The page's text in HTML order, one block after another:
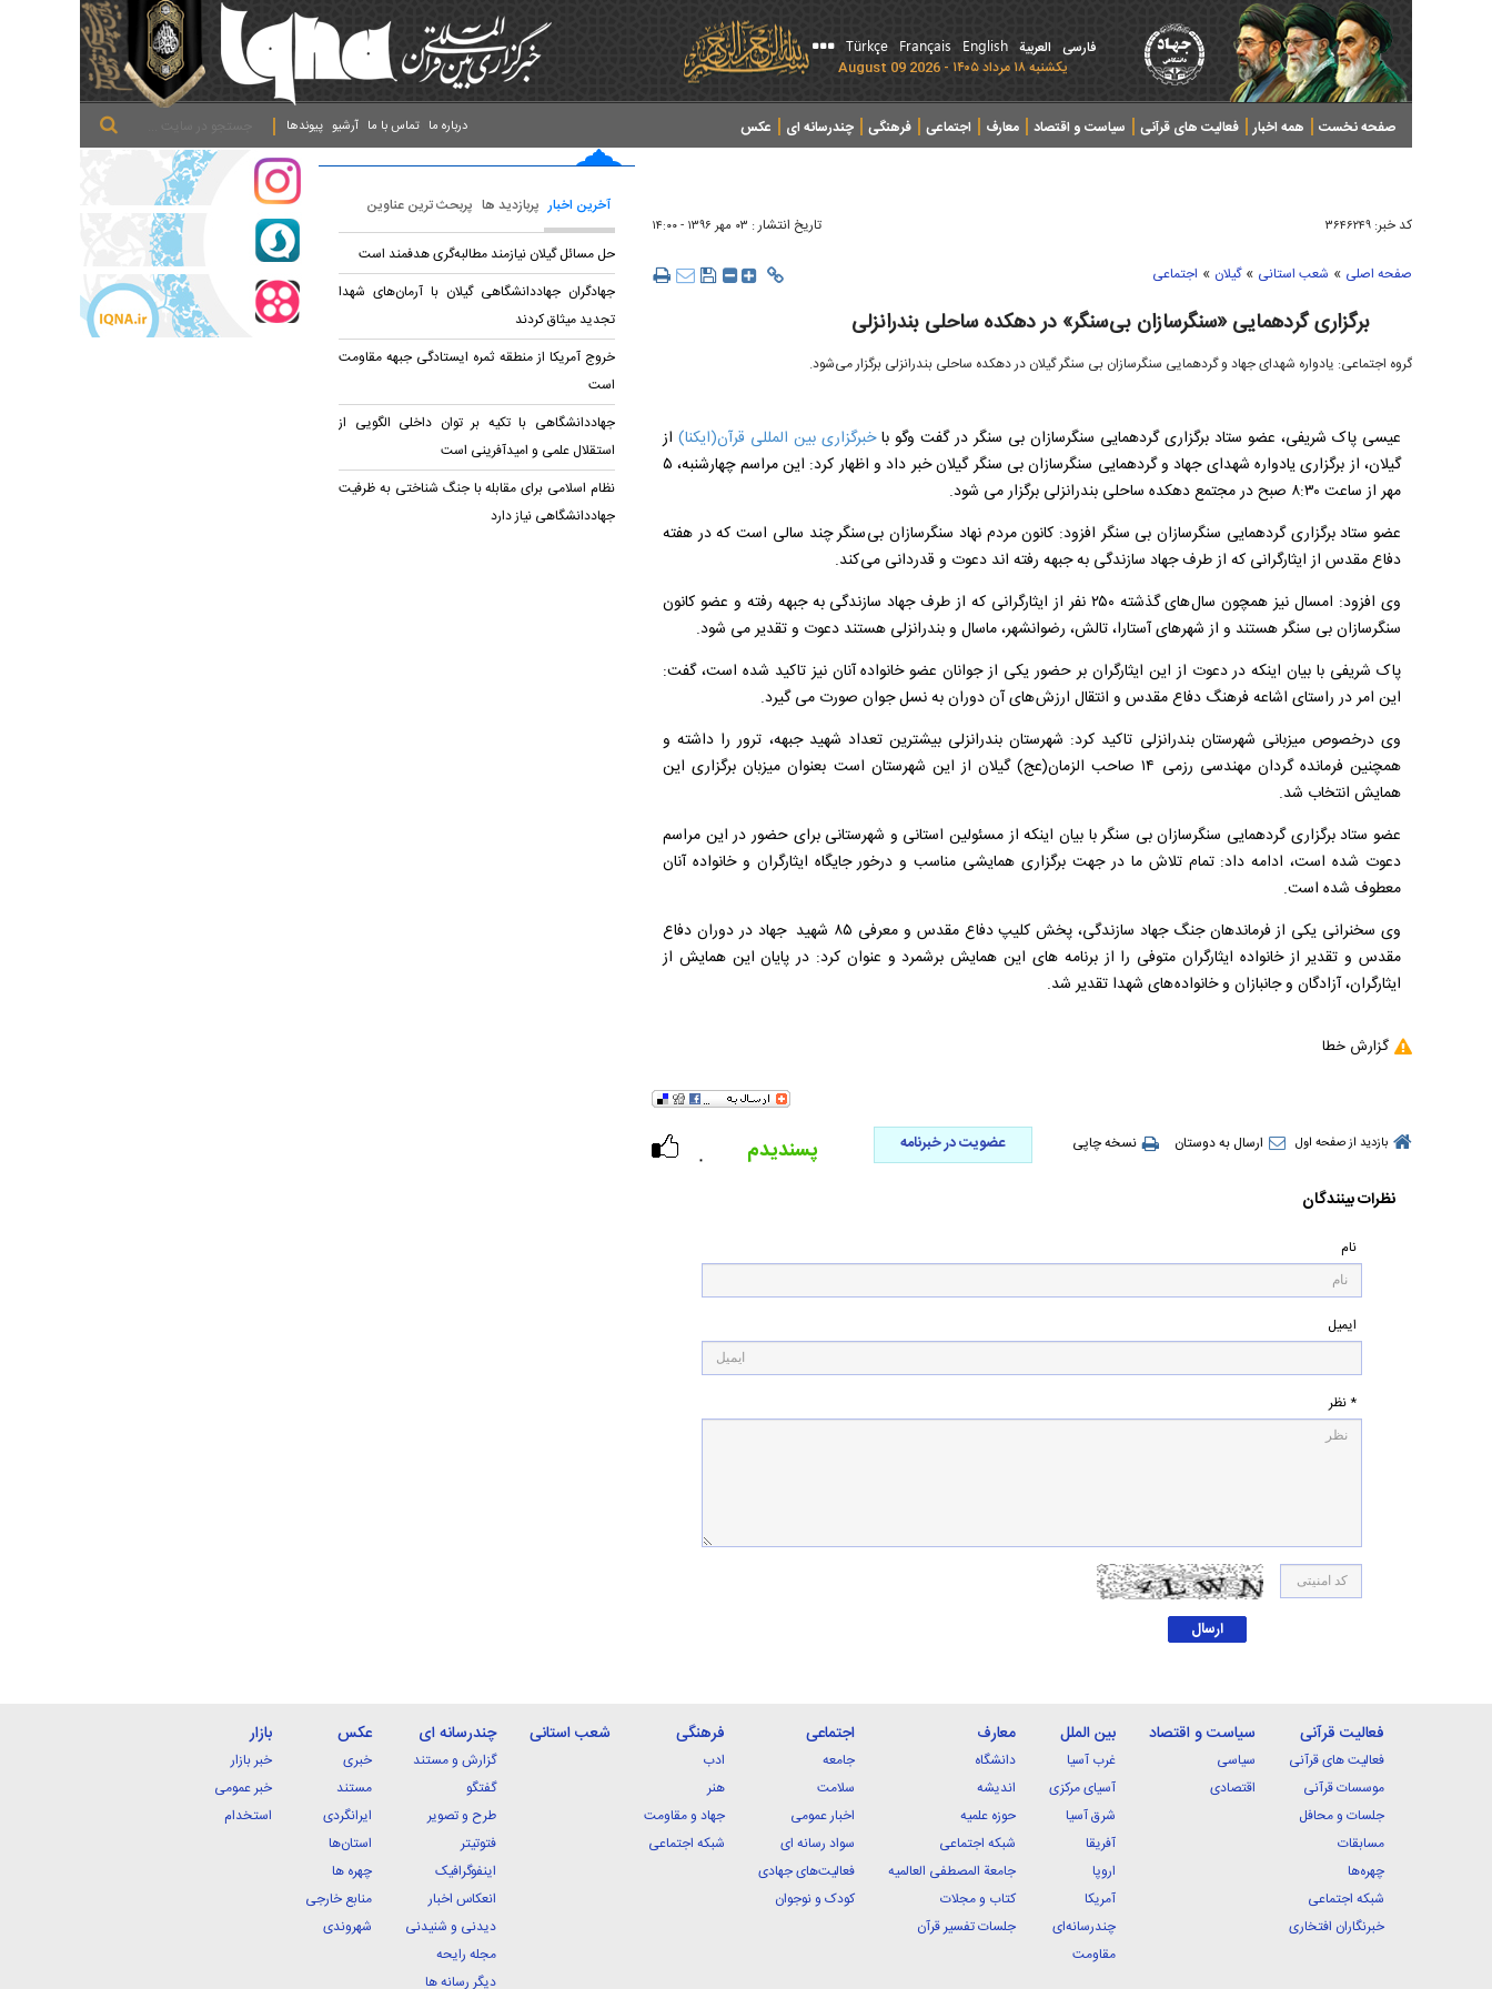
فارسی العربیة English
Français
Türkçe
يکشنبه ۱۸ مرداد ۱۴۰۵ - 2026 August 09
صفحه نخست همه اخبار فعالیت های قرآنی سیاست و اقتصاد معارف اجتماعی فرهنگی چندرسانه ای عکس پیوندها آرشیو تماس با ما درباره ما
کد خبر: ۳۶۴۶۲۴۹ تاریخ انتشار : ۰۳ مهر ۱۳۹۶ - ۱۴:۰۰
صفحه اصلی » شعب استانی »گیلان » اجتماعی
برگزاری گردهمایی «سنگرسازان بی سنگر» در دهکده ساحلی بندرانزلی
گروه اجتماعی: یادواره شهدای جهاد و گردهمایی سنگرسازان بی سنگر گیلان در دهکده ساحلی بندرانزلی برگزار می‌شود.
عیسی پاک شریفی، عضو ستاد برگزاری گردهمایی سنگرسازان بی سنگردر گفت وگو باخبرگزاری بین المللی قرآن(ایکنا) از
گیلان، از برگزاری یادواره شهدای جهاد و گردهمایی سنگرسازان بی سنگر گیلان خبر داد و اظهار کرد: این مراسم چهارشنبه، ۵
مهر از ساعت ۸:۳۰ صبح در مجتمع دهکده ساحلی بندرانزلی برگزار می شود
.
عضو ستاد برگزاری گردهمایی سنگرسازان بی سنگر افزود: کانون مردم نهاد سنگرسازان بی سنگر چند سالی است که در هفته
دفاع مقدس از ایثارگرانی که از طرف جهاد سازندگی به جبهه رفته اند دعوت و قدردانی می کند.
وی افزود: امسال نیز همچون سال های گذشته ۲۵۰ نفر از ایثارگرانی که از طرف جهاد سازندگی به جبهه رفته و عضو کانون
سنگرسازان بی سنگر هستند و از شهرهای آستارا، تالش، رضوانشهر، ماسال و بندرانزلی هستند دعوت و تقدیر می شود.
پاک شریفی با بیان اینکه در دعوت از این ایثارگران بر حضور یکی از جوانان عضو خانواده آنان نیز تاکید شده است، گفت:
این امر در راستای اشاعه فرهنگ دفاع مقدس و انتقال ارزش های آن دوران به نسل جوان صورت می گیرد.
وی درخصوص میزبانی شهرستان بندرانزلی تاکید کرد: شهرستان بندرانزلی بیشترین تعداد شهید جبهه، ترور را داشته و
همچنین فرمانده گردان مهندسی رزمی ۱۴ صاحب الزمان(عج) گیلان از این شهرستان است بعنوان میزبان برگزاری این
همایش انتخاب شد.
عضو ستاد برگزاری گردهمایی سنگرسازان بی سنگر با بیان اینکه از مسئولین استانی و شهرستانی برای حضور در این مراسم
دعوت شده است، ادامه داد: تمام تلاش ما در جهت برگزاری همایشی مناسب و درخور جایگاه ایثارگران و خانواده آنان
معطوف شده است.
وی سخنرانی یکی از فرماندهان جنگ جهاد سازندگی، پخش کلیپ دفاع مقدس و معرفی ۸۵ شهید جهاد در دوران دفاع
مقدس و تقدیر از خانواده ایثارگران متوفی را از برنامه های این همایش برشمرد و عنوان کرد: در پایان این همایش از
ایثارگران، آزادگان و جانبازان و خانواده های شهدا تقدیر شد.
گزارش خطا
بازدید از صفحه اول ارسال به دوستان نسخه چاپی عضویت در خبرنامه
۰ پسندیدم
نظرات بینندگان
نام
ایمیل
* نظر
آخرین اخبار پربازدید ها پربحث ترین عناوین
حل مسائل گیلان نیازمند مطالبه‌گری هدفمند است
جهادگران جهاددانشگاهی گیلان با آرمان‌های شهدا
تجدید میثاق کردند
خروج آمریکا از منطقه ثمره ایستادگی جبهه مقاومت
است
جهاددانشگاهی با تکیه بر توان داخلی الگویی از
استقلال علمی و امیدآفرینی است
نظام اسلامی برای مقابله با جنگ شناختی به ظرفیت
جهاددانشگاهی نیاز دارد
فعالیت قرآنی
فعالیت های قرآنی
موسسات قرآنی
جلسات و محافل
مسابقات
چهره‌ها
شبکه اجتماعی
خبرنگاران افتخاری
سیاست و اقتصاد
سیاسی
اقتصادی
بین الملل
غرب آسیا
آسیای مرکزی
شرق آسیا
آفریقا
اروپا
آمریکا
چندرسانه‌ای
مقاومت
معارف
دانشگاه
اندیشه
حوزه علمیه
شبکه اجتماعی
جامعة المصطفی العالمیه
کتاب و مجلات
جلسات تفسیر قرآن
اجتماعی
جامعه
سلامت
اخبار عمومی
سواد رسانه ای
فعالیت‌های جهادی
کودک و نوجوان
فرهنگی
ادب
هنر
جهاد و مقاومت
شبکه اجتماعی
شعب استانی چندرسانه ای
گزارش و مستند
گفتگو
طرح و تصویر
فتوتیتر
اینفوگرافیک
انعکاس اخبار
دیدنی و شنیدنی
مجله رایحه
دیگر رسانه ها
عکس
خبری
مستند
ایرانگردی
استان‌ها
چهره ها
منابع خارجی
شهروندی
بازار
خبر بازار
خبر عمومی
استخدام